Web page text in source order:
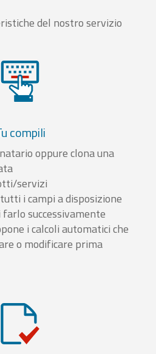
del nostro servizio
compili
oppure clona una
servizi
i campi a disposizione
successivamente
i calcoli automatici che
o modificare prima